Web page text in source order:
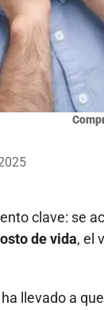
clave: se
de vida, el
llevado a